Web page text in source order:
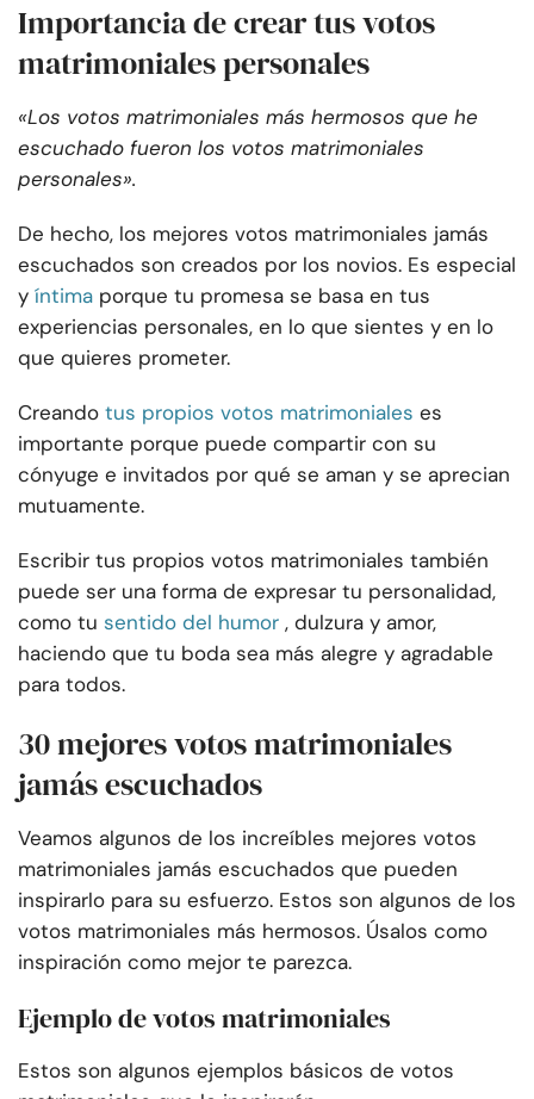
Importancia de crear tus votos
matrimoniales personales
«Los votos matrimoniales más hermosos que he
escuchado fueron los votos matrimoniales
personales».
De hecho, los mejores votos matrimoniales jamás
escuchados son creados por los novios. Es especial
y íntima porque tu promesa se basa en tus
experiencias personales, en lo que sientes y en lo
que quieres prometer.
Creando tus propios votos matrimoniales es
importante porque puede compartir con su
cónyuge e invitados por qué se aman y se aprecian
mutuamente.
Escribir tus propios votos matrimoniales también
puede ser una forma de expresar tu personalidad,
como tu sentido del humor , dulzura y amor,
haciendo que tu boda sea más alegre y agradable
para todos.
30 mejores votos matrimoniales
jamás escuchados
Veamos algunos de los increíbles mejores votos
matrimoniales jamás escuchados que pueden
inspirarlo para su esfuerzo. Estos son algunos de los
votos matrimoniales más hermosos. Úsalos como
inspiración como mejor te parezca.
Ejemplo de votos matrimoniales
Estos son algunos ejemplos básicos de votos